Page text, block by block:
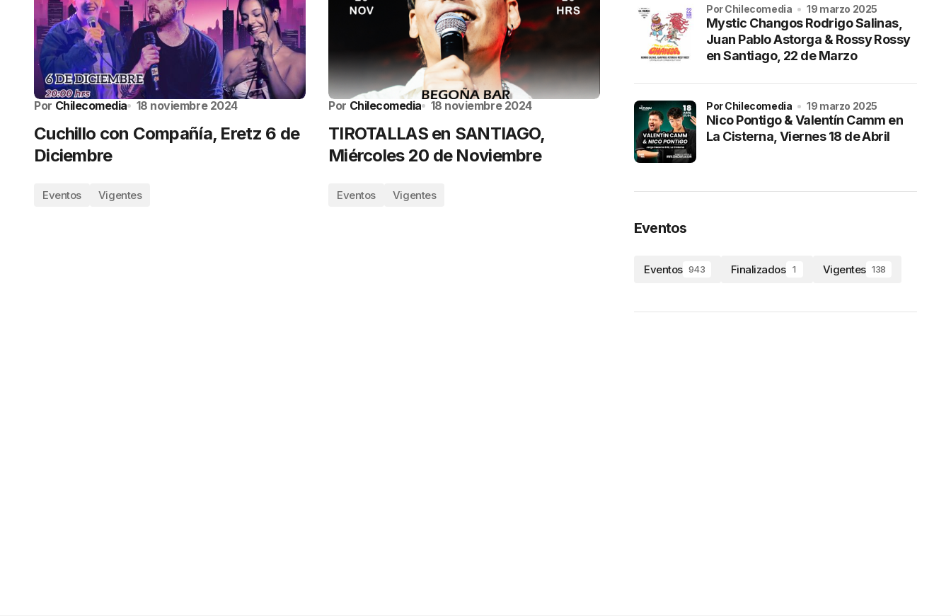
Por Chilecomedia 18 noviembre 2024
Cuchillo con Compañía, Eretz 6 de
Diciembre
Eventos Vigentes
Por Chilecomedia 18 noviembre 2024
TIROTALLAS en SANTIAGO,
Miércoles 20 de Noviembre
Eventos Vigentes
Mystic Changos Rodrigo Salinas,
Juan Pablo Astorga & Rossy Rossy
en Santiago, 22 de Marzo
por Chilecomedia 19 marzo 2025
Nico Pontigo & Valentín Camm en
La Cisterna, Viernes 18 de Abril
por Chilecomedia 19 marzo 2025
Eventos
Eventos 943 Finalizados 1 Vigentes 138